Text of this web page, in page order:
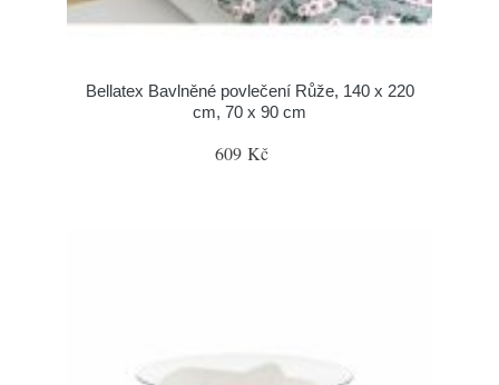
Bellatex Bavlněné povlečení Růže, 140 x 220
cm, 70 x 90 cm
609 Kč